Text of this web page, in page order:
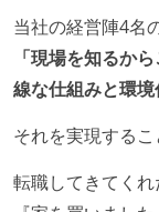
何らかのコー
うにしている
提出されたコ
が実行され
認できるよ
当社の経営陣4名
「現場を知るか
線な仕組みと環境
それを実現するこ
転職してきてく